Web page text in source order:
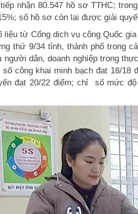
nhận 80.547 hồ sơ TTHC;
số hồ sơ còn lại được giải
liệu từ Cổng dịch vụ công Quốc
thứ 9/34 tỉnh, thành phố trong
người dân, doanh nghiệp trong
số công khai minh bạch đạt 18/18
đạt 20/22 điểm; chỉ số mức